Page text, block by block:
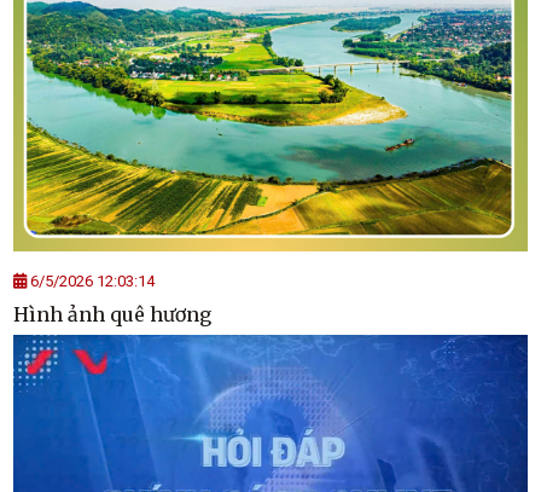
6/5/2026 12:03:14
Hình ảnh quê hương